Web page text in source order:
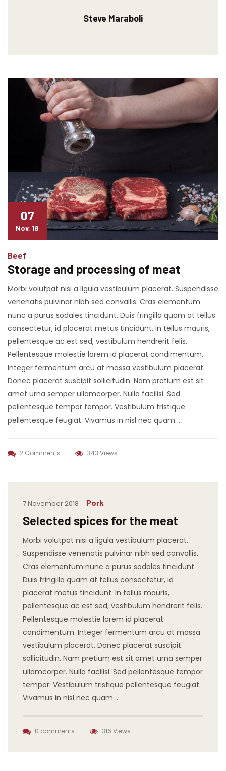
Steve Maraboli
07
Nov, 18
Beef
Storage and processing of meat
Morbi volutpat nisi a ligula vestibulum placerat. Suspendisse
venenatis pulvinar nibh sed convallis. Cras elementum
nunc a purus sodales tincidunt. Duis fringilla quam at tellus
consectetur, id placerat metus tincidunt. In tellus mauris,
pellentesque ac est sed, vestibulum hendrerit felis.
Pellentesque molestie lorem id placerat condimentum.
Integer fermentum arcu at massa vestibulum placerat.
Donec placerat suscipit sollicitudin. Nam pretium est sit
amet urna semper ullamcorper. Nulla facilisi. Sed
pellentesque tempor tempor. Vestibulum tristique
pellentesque feugiat. Vivamus in nisl nec quam …
2 Comments 343 Views
7 November 2018 Pork
Selected spices for the meat
Morbi volutpat nisi a ligula vestibulum placerat.
Suspendisse venenatis pulvinar nibh sed convallis.
Cras elementum nunc a purus sodales tincidunt.
Duis fringilla quam at tellus consectetur, id
placerat metus tincidunt. In tellus mauris,
pellentesque ac est sed, vestibulum hendrerit felis.
Pellentesque molestie lorem id placerat
condimentum. Integer fermentum arcu at massa
vestibulum placerat. Donec placerat suscipit
sollicitudin. Nam pretium est sit amet urna semper
ullamcorper. Nulla facilisi. Sed pellentesque tempor
tempor. Vestibulum tristique pellentesque feugiat.
Vivamus in nisl nec quam …
0 comments 316 Views